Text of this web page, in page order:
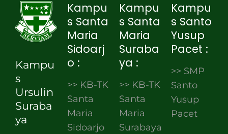
Kampu
s
Ursulin
Suraba
ya
Kampu
s Santa
Maria
Sidoarj
o :
>> KB-TK
Santa
Maria
Sidoarjo
Kampu
s Santa
Maria
Suraba
ya :
>> KB-TK
Santa
Maria
Surabaya
Kampu
s Santo
Yusup
Pacet :
>> SMP
Santo
Yusup
Pacet